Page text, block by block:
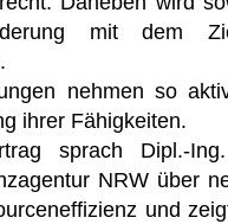
mit dem
nehmen so
ihrer Fähigkeiten.
sprach Dipl.-
NRW über
und